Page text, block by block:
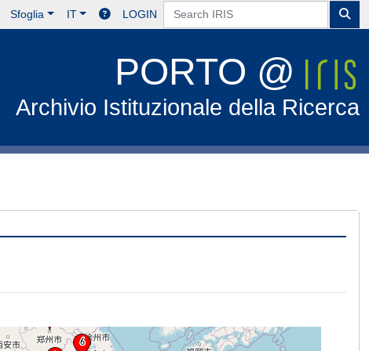
Sfoglia IT LOGIN
PORTO @
Archivio Istituzionale della Ricerca